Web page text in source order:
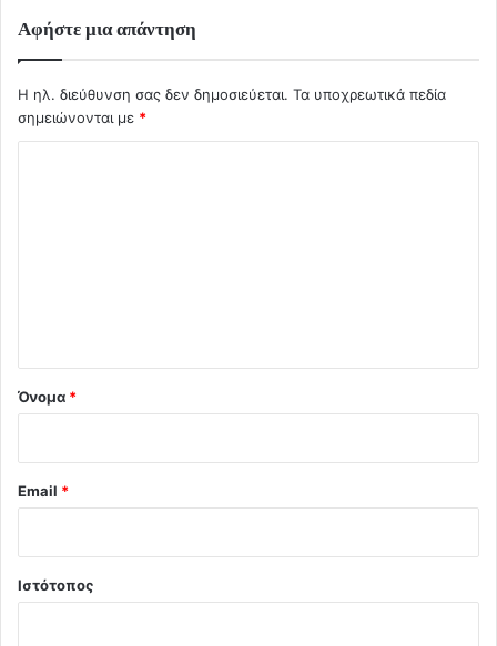
Αφήστε μια απάντηση
Η ηλ. διεύθυνση σας δεν δημοσιεύεται. Τα υποχρεωτικά πεδία
σημειώνονται με *
Όνομα *
Email *
Ιστότοπος